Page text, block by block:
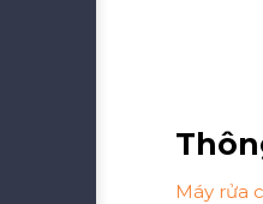
Máy rửa